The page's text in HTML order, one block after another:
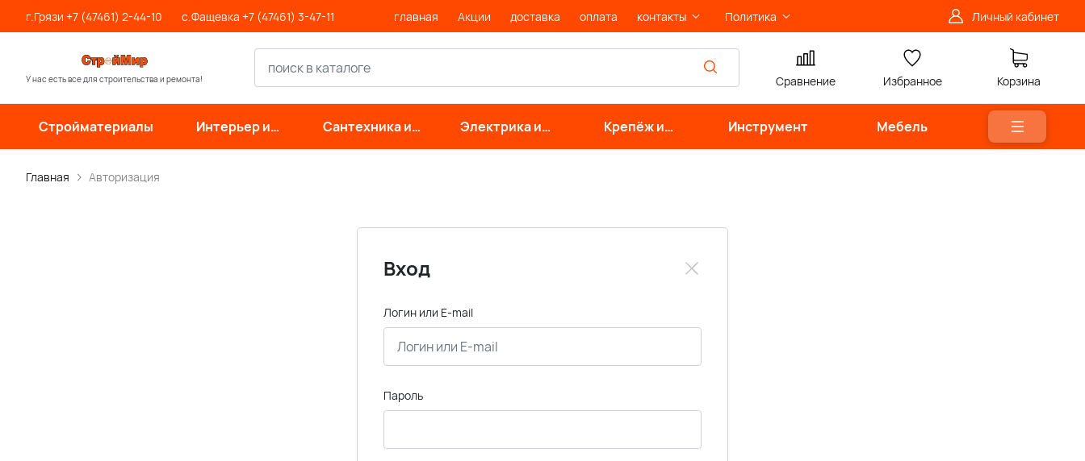
г.Грязи +7 (47461) 2-44-10 с.Фащевка +7 (47461) 3-47-11 главная Акции доставка оплата контакты Политика Личный кабинет
У нас есть все для строительства и ремонта! Сравнение Избранное Корзина
Стройматериалы
Интерьер и
отделка
Сантехника и
инженерные
Электрика и
свет
Крепёж и
фурнитура
Инструмент Мебель
Главная Авторизация
Вход
Логин или E-mail
Пароль